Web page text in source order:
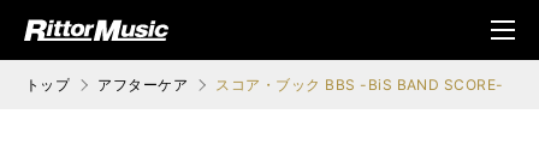
ジック (Rittor Musi
メニ
ュ
トップ アフターケア スコア・ブック BBS -BiS BAND SCORE-